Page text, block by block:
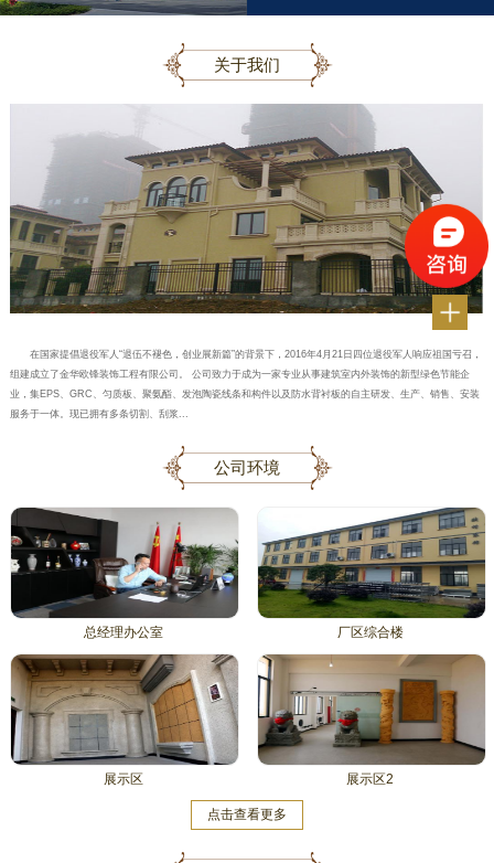
关于我们
在国家提倡退役军人“退伍不褪色，创业展新篇”的背景下，2016年4月21日四位退役军人响应祖国亏召，
组建成立了金华欧锋装饰工程有限公司。 公司致力于成为一家专业从事建筑室内外装饰的新型绿色节能企
业，集EPS、GRC、匀质板、聚氨酯、发泡陶瓷线条和构件以及防水背衬板的自主研发、生产、销售、安装
服务于一体。现已拥有多条切割、刮浆...
公司环境
总经理办公室 厂区综合楼
展示区 展示区2
点击查看更多